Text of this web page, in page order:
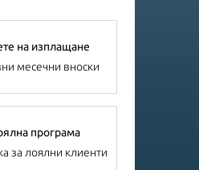
на изплащане
месечни вноски
програма
за лоялни клиенти